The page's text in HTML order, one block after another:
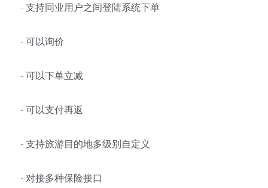
- 支持同业用户之间登陆系统下单
- 可以询价
- 可以下单立减
- 可以支付再返
- 支持旅游目的地多级别自定义
- 对接多种保险接口